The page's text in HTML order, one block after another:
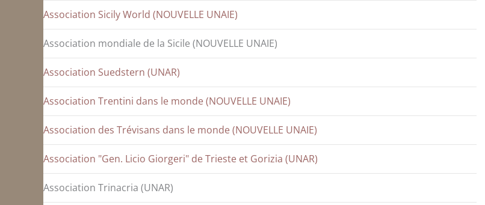
Association Sicily World (NOUVELLE UNAIE)
Association mondiale de la Sicile (NOUVELLE UNAIE)
Association Suedstern (UNAR)
Association Trentini dans le monde (NOUVELLE UNAIE)
Association des Trévisans dans le monde (NOUVELLE UNAIE)
Association "Gen. Licio Giorgeri" de Trieste et Gorizia (UNAR)
Association Trinacria (UNAR)